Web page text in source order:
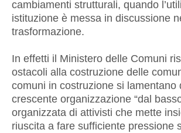
cambiamenti strutturali, quando
istituzione è messa in discussione
trasformazione.
In effetti il Ministero delle Comuni
ostacoli alla costruzione delle
comuni in costruzione si lamentano
crescente organizzazione “dal
organizzata di attivisti che mette
riuscita a fare sufficiente pressione